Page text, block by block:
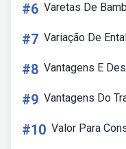
#6 Varetas De
#7 Variação De
#8 Vantagens E
#9 Vantagens Do
#10 Valor Para